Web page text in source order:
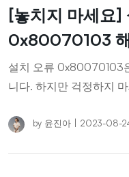
[놓치지 마세요]
0x80070103
설치 오류 0x80070103
니다. 하지만 걱정하지
by 윤진아 2023-08-